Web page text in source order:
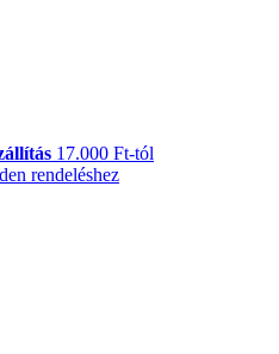
17.000 Ft-tól
rendeléshez